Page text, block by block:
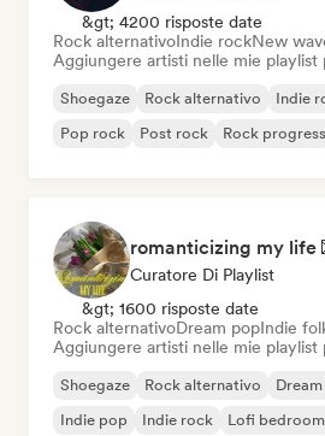
&gt; 4200 risposte date
Rock alternativoIndie rockNew
Aggiungere artisti nelle mie playlist
Shoegaze Rock alternativo Indie
Pop rock
Post rock Rock
romanticizing my life
Curatore Di Playlist
&gt; 1600 risposte date
Rock alternativoDream popIndie
Aggiungere artisti nelle mie playlist
Shoegaze Rock alternativo
Indie pop
Indie rock Lofi bedroom